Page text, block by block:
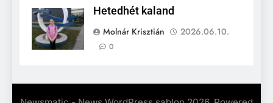
Hetedhét kaland
Molnár Krisztián
2026.06.10.
0